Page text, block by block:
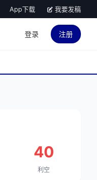
App下载 我要发稿
登录 注册
40
利空